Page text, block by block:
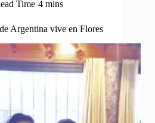
Time 4 mins
Argentina vive en Flores